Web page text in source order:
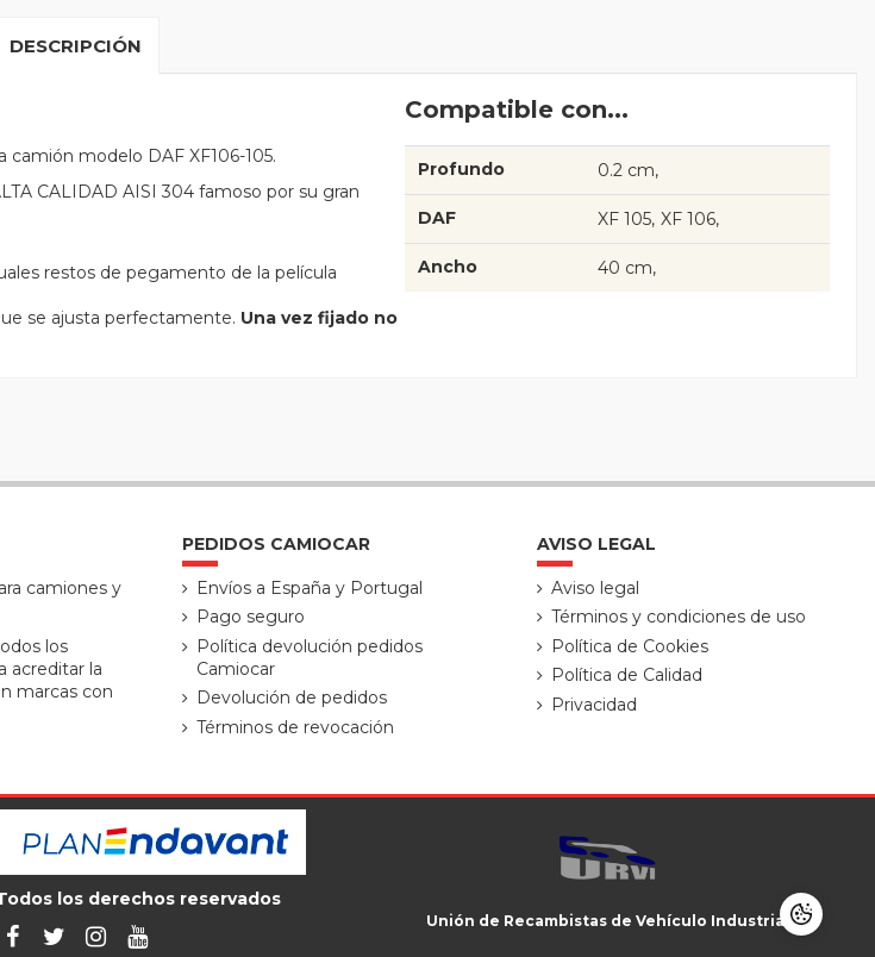
DESCRIPCIÓN
camión modelo DAF XF106-105.
CALIDAD AISI 304 famoso por su gran
restos de pegamento de la película
se ajusta perfectamente. Una vez fijado no
Compatible con...
Profundo 0.2 cm
DAF XF 105 XF 106
Ancho 40 cm
camiones y
los
acreditar la
marcas con
PEDIDOS CAMIOCAR
Envíos a España y Portugal
Pago seguro
Política devolución pedidos
Camiocar
Devolución de pedidos
Términos de revocación
AVISO LEGAL
Aviso legal
Términos y condiciones de uso
Política de Cookies
Política de Calidad
Privacidad
los derechos reservados
Unión de Recambistas de Vehículo Industrial